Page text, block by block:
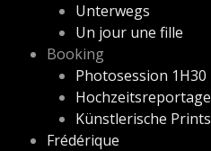
Unterwegs
Un jour une fille
Booking
Photosession 1H30
Hochzeitsreportage
Künstlerische Prints
Frédérique